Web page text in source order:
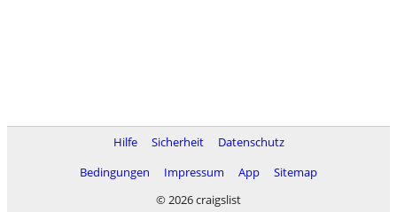
Hilfe Sicherheit
Datenschutz
Bedingungen
Impressum App
Sitemap
© 2026 craigslist